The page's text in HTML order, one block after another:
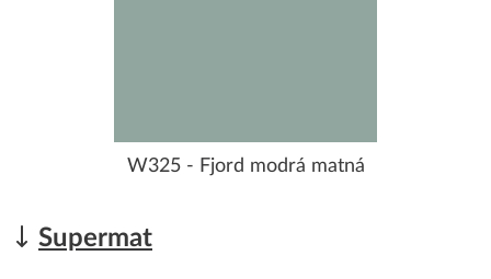
W325 - Fjord modrá matná
Supermat